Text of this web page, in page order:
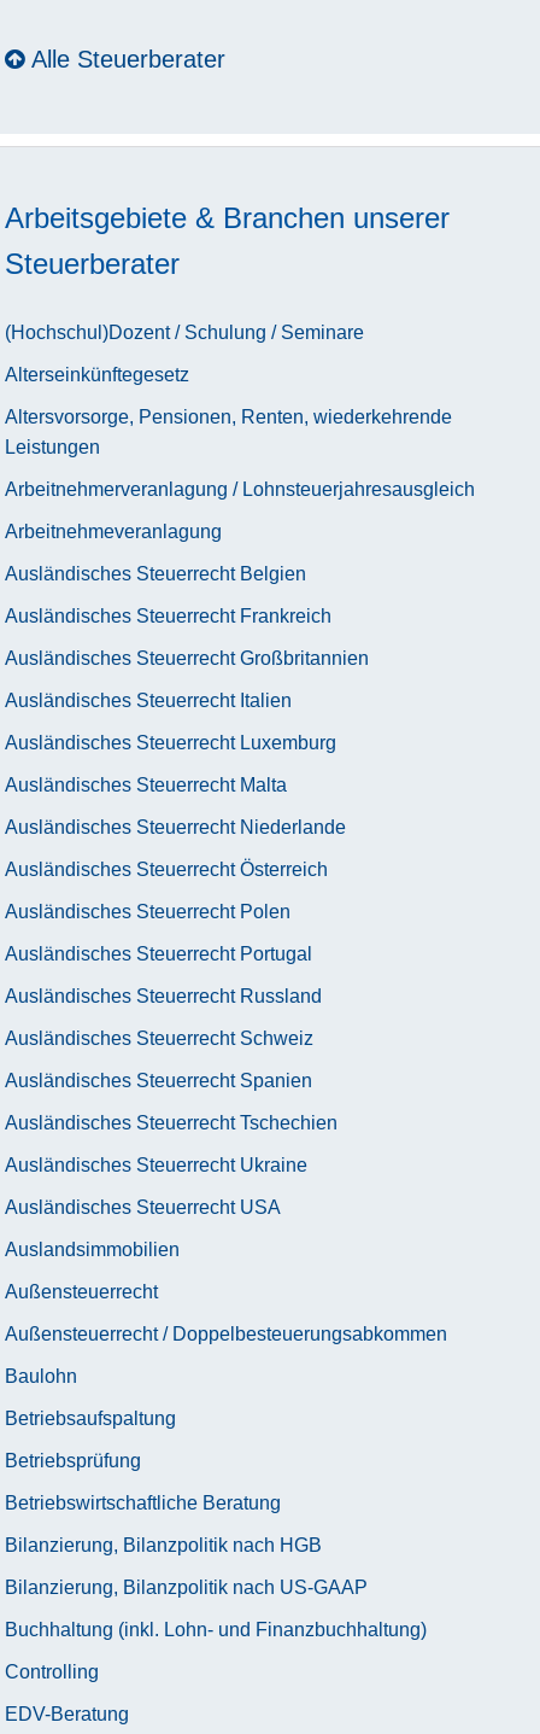
Alle Steuerberater
Arbeitsgebiete & Branchen unserer
Steuerberater
(Hochschul)Dozent / Schulung / Seminare
Alterseinkünftegesetz
Altersvorsorge, Pensionen, Renten, wiederkehrende
Leistungen
Arbeitnehmerveranlagung / Lohnsteuerjahresausgleich
Arbeitnehmeveranlagung
Ausländisches Steuerrecht Belgien
Ausländisches Steuerrecht Frankreich
Ausländisches Steuerrecht Großbritannien
Ausländisches Steuerrecht Italien
Ausländisches Steuerrecht Luxemburg
Ausländisches Steuerrecht Malta
Ausländisches Steuerrecht Niederlande
Ausländisches Steuerrecht Österreich
Ausländisches Steuerrecht Polen
Ausländisches Steuerrecht Portugal
Ausländisches Steuerrecht Russland
Ausländisches Steuerrecht Schweiz
Ausländisches Steuerrecht Spanien
Ausländisches Steuerrecht Tschechien
Ausländisches Steuerrecht Ukraine
Ausländisches Steuerrecht USA
Auslandsimmobilien
Außensteuerrecht
Außensteuerrecht / Doppelbesteuerungsabkommen
Baulohn
Betriebsaufspaltung
Betriebsprüfung
Betriebswirtschaftliche Beratung
Bilanzierung, Bilanzpolitik nach HGB
Bilanzierung, Bilanzpolitik nach US-GAAP
Buchhaltung (inkl. Lohn- und Finanzbuchhaltung)
Controlling
EDV-Beratung